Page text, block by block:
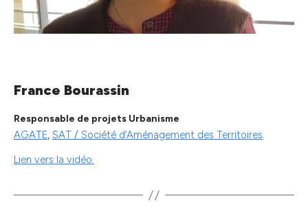
France Bourassin
Responsable de projets Urbanisme
AGATE, SAT / Société d’Aménagement des Territoires.
Lien vers la vidéo.